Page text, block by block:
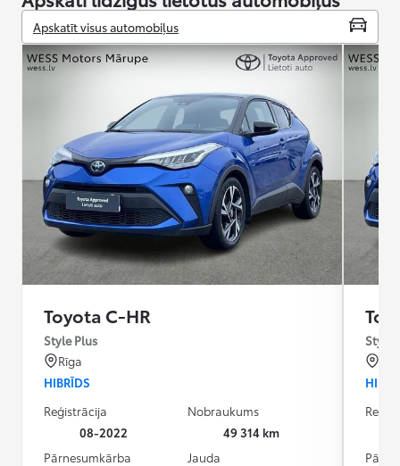
Apskatīt visus automobiļus
Toyota C-HR
Style Plus
Rīga
HIBRĪDS
Reģistrācija
08-2022
Nobraukums
49 314 km
Pārnesumkārba
Jauda
Style